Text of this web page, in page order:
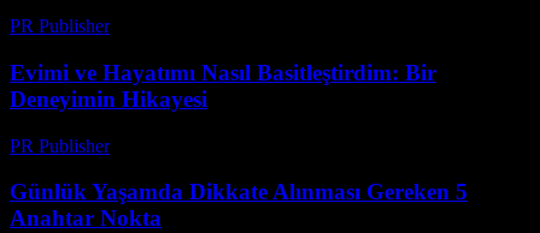
PR Publisher-
Evimi ve Hayatımı Nasıl Basitleştirdim: Bir
Deneyimin Hikayesi
PR Publisher-
Günlük Yaşamda Dikkate Alınması Gereken 5
Anahtar Nokta